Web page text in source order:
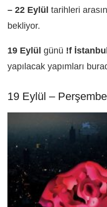
– 22 Eylül tarihleri
bekliyor.
19 Eylül günü !f İstanbul
yapılacak yapımları
19 Eylül – Perşembe